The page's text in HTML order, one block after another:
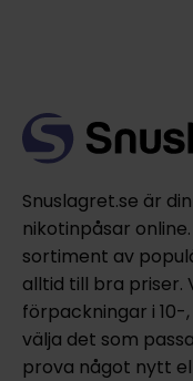
Snuslagret.se är
nikotinpåsar
sortiment av
alltid till bra priser.
förpackningar i
välja det som
prova något nytt